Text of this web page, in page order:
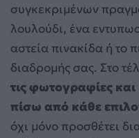
συγκεκριμένων
λουλούδι, ένα
αστεία πινακίδα ή το
διαδρομής σας. Στο
τις φωτογραφίες και
πίσω από κάθε
όχι μόνο προσθέτει